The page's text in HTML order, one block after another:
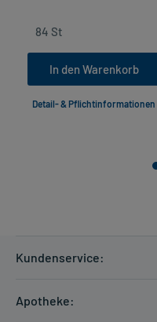
In den Warenkorb
Detail- & Pflichtinformationen
Kundenservice:
Apotheke: